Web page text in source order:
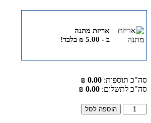
אריזת מתנה
ב -
₪5.00 בלבד!
סה"כ תוספות: 0.00 ₪
סה"כ לתשלום: 0.00 ₪
הוספה לסל